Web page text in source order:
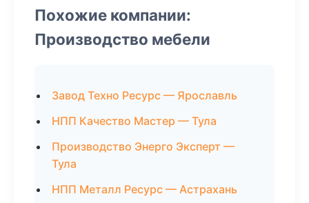
Похожие компании:
Производство мебели
Завод Техно Ресурс — Ярославль
НПП Качество Мастер — Тула
Производство Энерго Эксперт —
Тула
НПП Металл Ресурс — Астрахань